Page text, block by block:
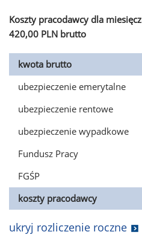
Koszty pracodawcy dla
420,00 PLN brutto
kwota brutto
ubezpieczenie emerytalne
ubezpieczenie rentowe
ubezpieczenie wypadkowe
Fundusz Pracy
FGŚP
koszty pracodawcy
ukryj rozliczenie roczne